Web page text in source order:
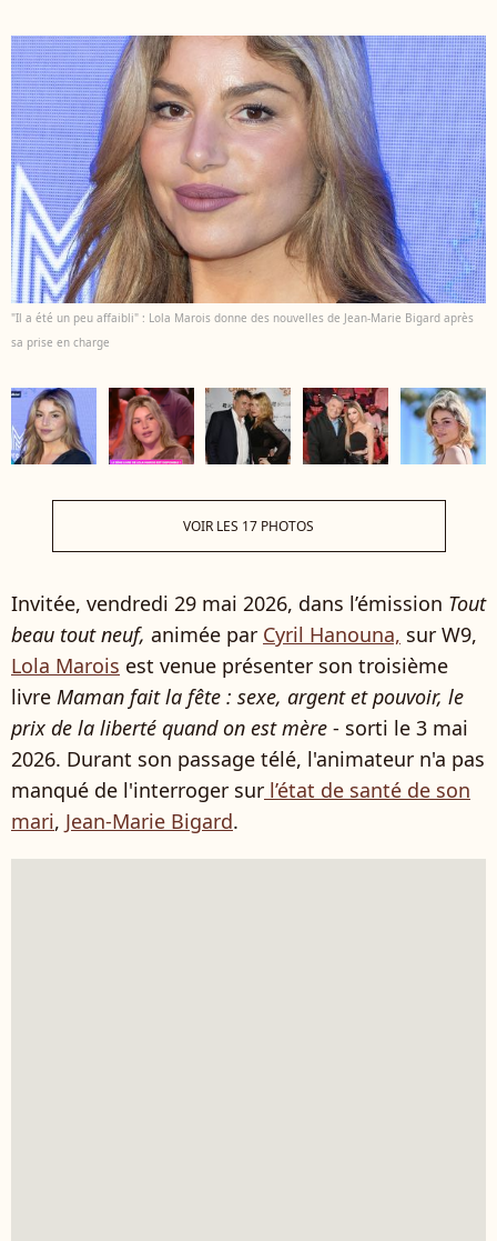
"Il a été un peu affaibli" : Lola Marois donne des nouvelles de Jean-Marie Bigard après
sa prise en charge
VOIR LES 17 PHOTOS
Invitée, vendredi 29 mai 2026, dans l’émission Tout
beau tout neuf, animée par Cyril Hanouna, sur W9,
Lola Marois est venue présenter son troisième
livre Maman fait la fête : sexe, argent et pouvoir, le
prix de la liberté quand on est mère - sorti le 3 mai
2026. Durant son passage télé, l'animateur n'a pas
manqué de l'interroger sur l’état de santé de son
mari, Jean-Marie Bigard.